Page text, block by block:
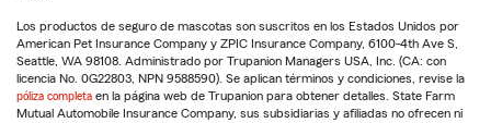
Los productos de seguro de mascotas son suscritos en los Estados Unidos por
American Pet Insurance Company y ZPIC Insurance Company, 6100-4th Ave S,
Seattle, WA 98108. Administrado por Trupanion Managers USA, Inc. (CA: con
licencia No. 0G22803, NPN 9588590). Se aplican términos y condiciones, revise la
póliza completa en la página web de Trupanion para obtener detalles. State Farm
Mutual Automobile Insurance Company, sus subsidiarias y afiliadas no ofrecen ni